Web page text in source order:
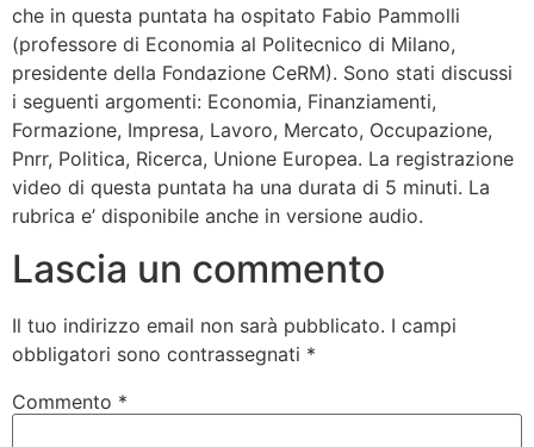
che in questa puntata ha ospitato Fabio Pammolli
(professore di Economia al Politecnico di Milano,
presidente della Fondazione CeRM). Sono stati discussi
i seguenti argomenti: Economia, Finanziamenti,
Formazione, Impresa, Lavoro, Mercato, Occupazione,
Pnrr, Politica, Ricerca, Unione Europea. La registrazione
video di questa puntata ha una durata di 5 minuti. La
rubrica e’ disponibile anche in versione audio.
Lascia un commento
Il tuo indirizzo email non sarà pubblicato. I campi
obbligatori sono contrassegnati *
Commento *